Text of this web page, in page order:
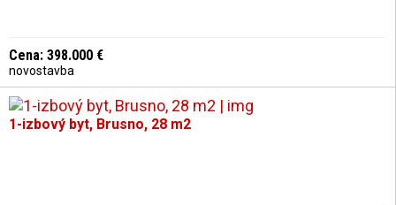
Cena: 398.000 €
novostavba
1-izbový byt, Brusno, 28 m2